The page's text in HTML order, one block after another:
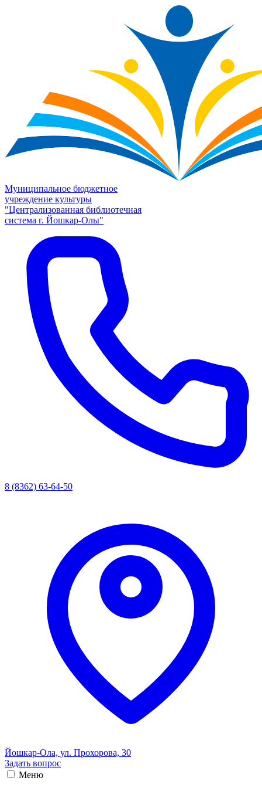
Муниципальное бюджетное
учреждение культуры
"Централизованная библиотечная
система г. Йошкар-Олы"
8 (8362) 63-64-50
Йошкар-Ола, ул. Прохорова, 30
Задать вопрос
Меню